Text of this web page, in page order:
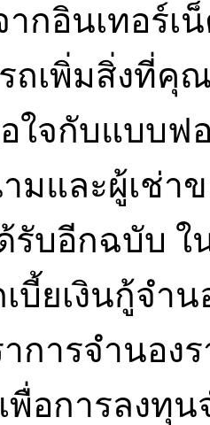
กอินเทอร์เ
เพิ่มสิ่งที่คุ
ใจกับแบบฟ
มและผู้เช่า
บอีกฉบับ ใ
บี้ยเงินกู้จำ
การจำนอง
พื่อการลงทุ